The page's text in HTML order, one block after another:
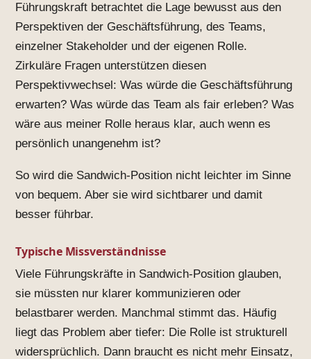
Führungskraft betrachtet die Lage bewusst aus den
Perspektiven der Geschäftsführung, des Teams,
einzelner Stakeholder und der eigenen Rolle.
Zirkuläre Fragen unterstützen diesen
Perspektivwechsel: Was würde die Geschäftsführung
erwarten? Was würde das Team als fair erleben? Was
wäre aus meiner Rolle heraus klar, auch wenn es
persönlich unangenehm ist?
So wird die Sandwich-Position nicht leichter im Sinne
von bequem. Aber sie wird sichtbarer und damit
besser führbar.
Typische Missverständnisse
Viele Führungskräfte in Sandwich-Position glauben,
sie müssten nur klarer kommunizieren oder
belastbarer werden. Manchmal stimmt das. Häufig
liegt das Problem aber tiefer: Die Rolle ist strukturell
widersprüchlich. Dann braucht es nicht mehr Einsatz,